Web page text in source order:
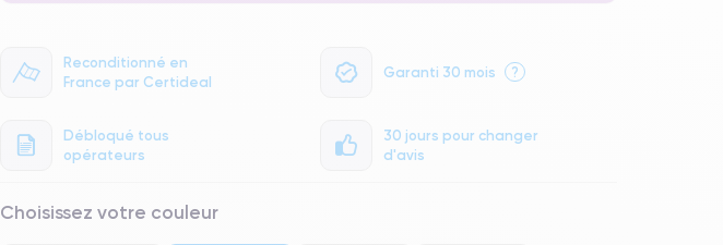
Reconditionné en
France par Certideal
Garanti 30 mois ?
Débloqué tous
opérateurs
30 jours pour changer
d'avis
Choisissez votre couleur